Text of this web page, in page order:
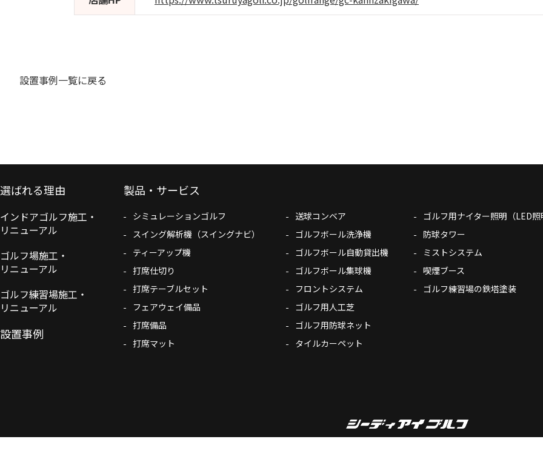
設置事例一覧に戻る
選ばれる理由
インドアゴルフ施工・
リニューアル
ゴルフ場施工・
リニューアル
ゴルフ練習場施工・
リニューアル
設置事例
製品・サービス
シミュレーションゴルフ
スイング解析機（スイングナビ）
ティーアップ機
打席仕切り
打席テーブルセット
フェアウェイ備品
打席備品
打席マット
送球コンベア
ゴルフボール洗浄機
ゴルフボール自動貸出機
ゴルフボール集球機
フロントシステム
ゴルフ用人工芝
ゴルフ用防球ネット
タイルカーペット
ゴルフ用ナイター照明（LED照
防球タワー
ミストシステム
喫煙ブース
ゴルフ練習場の鉄塔塗装